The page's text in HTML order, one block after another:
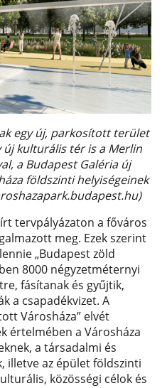
egy új, parkosított terület
új kulturális tér is a Merlin
a Budapest Galéria új
földszinti helyiségeinek
tervpályázaton a főváros
meg. Ezek szerint
„Budapest zöld
8000 négyzetméternyi
fásítanak és gyűjtik,
a csapadékvizet. A
Városháza” elvét
értelmében a Városháza
a társadalmi és
illetve az épület földszinti
közösségi célok és